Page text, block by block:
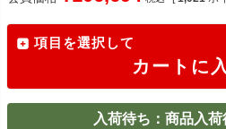
項目を選択して
カートに
入荷待ち：商品入